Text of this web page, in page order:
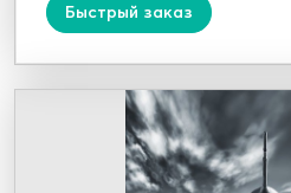
Быстрый заказ